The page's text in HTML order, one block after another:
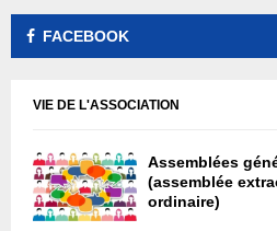
FACEBOOK
VIE DE L'ASSOCIATION
Assemblées
(assemblée
ordinaire)